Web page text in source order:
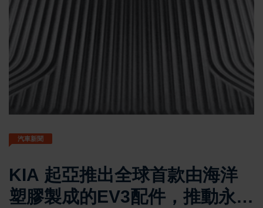
汽車新聞
KIA 起亞推出全球首款由海洋
塑膠製成的EV3配件，推動永續